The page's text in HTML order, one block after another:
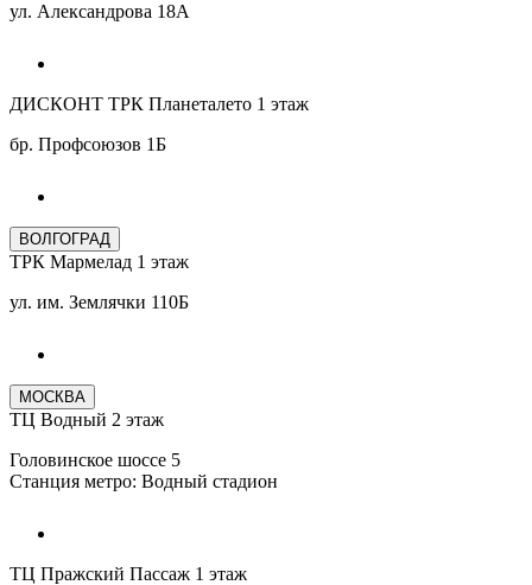
ул. Александрова 18А
ДИСКОНТ ТРК Планеталето 1 этаж
бр. Профсоюзов 1Б
ВОЛГОГРАД
ТРК Мармелад 1 этаж
ул. им. Землячки 110Б
МОСКВА
ТЦ Водный 2 этаж
Головинское шоссе 5
Станция метро: Водный стадион
ТЦ Пражский Пассаж 1 этаж